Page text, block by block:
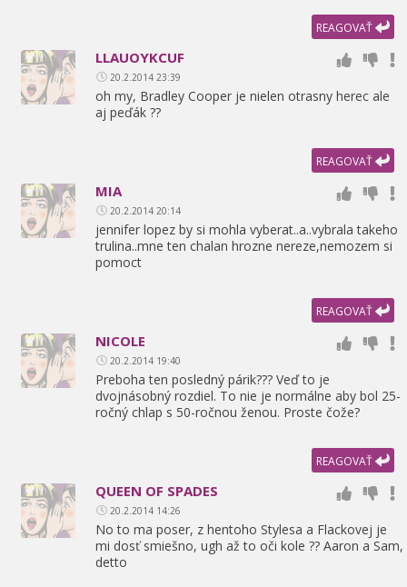
REAGOVAŤ
LLAUOYKCUF
20.2.2014 23:39
oh my, Bradley Cooper je nielen otrasny herec ale
aj peďák ??
REAGOVAŤ
MIA
20.2.2014 20:14
jennifer lopez by si mohla vyberat..a..vybrala takeho
trulina..mne ten chalan hrozne nereze,nemozem si
pomoct
REAGOVAŤ
NICOLE
20.2.2014 19:40
Preboha ten posledný párik??? Veď to je
dvojnásobný rozdiel. To nie je normálne aby bol 25-
ročný chlap s 50-ročnou ženou. Proste čože?
REAGOVAŤ
QUEEN OF SPADES
20.2.2014 14:26
No to ma poser, z hentoho Stylesa a Flackovej je
mi dosť smiešno, ugh až to oči kole ?? Aaron a Sam,
detto